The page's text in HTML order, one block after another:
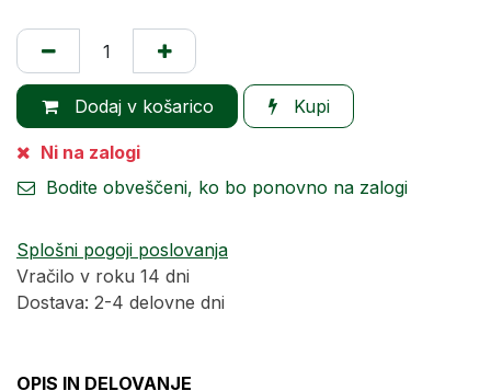
Dodaj v košarico Kupi
Ni na zalogi
Bodite obveščeni, ko bo ponovno na zalogi
Splošni pogoji poslovanja
Vračilo v roku 14 dni
Dostava: 2-4 delovne dni
OPIS IN DELOVANJE